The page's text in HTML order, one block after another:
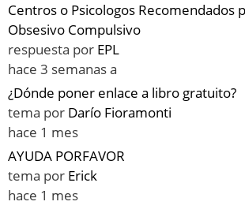
Centros o Psicologos Recomendados
Obsesivo Compulsivo
respuesta por EPL
hace 3 semanas a
¿Dónde poner enlace a libro gratuito?
tema por Darío Fioramonti
hace 1 mes
AYUDA PORFAVOR
tema por Erick
hace 1 mes